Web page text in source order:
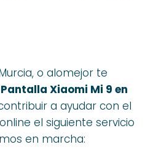
o alomejor te
Xiaomi Mi 9 en
a ayudar con el
el siguiente servicio
en marcha: